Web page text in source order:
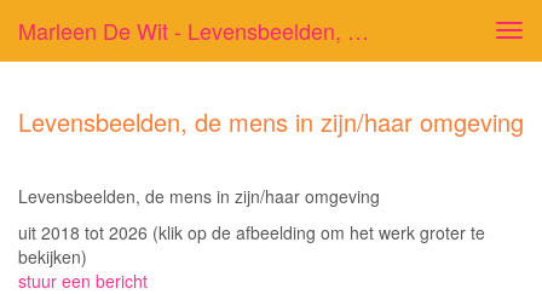
Marleen De Wit - Levensbeelden, De Mens In Zijn/haar Omgeving
Levensbeelden, de mens in zijn/haar omgeving
Levensbeelden, de mens in zijn/haar omgeving
uit 2018 tot 2026 (klik op de afbeelding om het werk groter te
bekijken)
stuur een bericht